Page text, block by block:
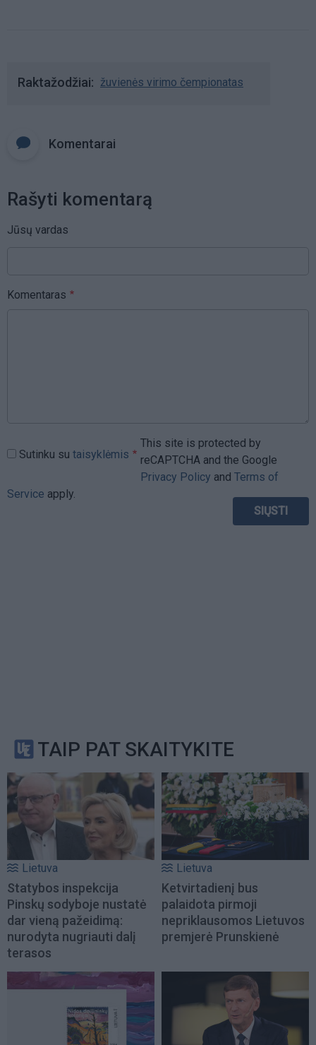
Raktažodžiai žuvienės virimo čempionatas
Komentarai
Rašyti komentarą
Jūsų vardas
Komentaras
Sutinku su taisyklėmis
This site is protected by
reCAPTCHA and the Google
Privacy Policy and Terms of
Service apply.
TAIP PAT SKAITYKITE
Lietuva
Statybos inspekcija
Pinskų sodyboje nustatė
dar vieną pažeidimą:
nurodyta nugriauti dalį
terasos
Lietuva
Ketvirtadienį bus
palaidota pirmoji
nepriklausomos Lietuvos
premjerė Prunskienė